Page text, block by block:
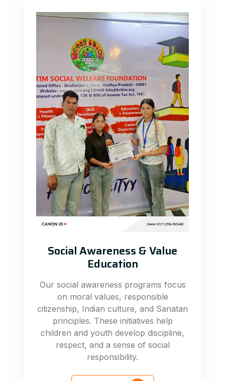
Social Awareness & Value
Education
Our social awareness programs focus
on moral values, responsible
citizenship, Indian culture, and Sanatan
principles. These initiatives help
children and youth develop discipline,
respect, and a sense of social
responsibility.